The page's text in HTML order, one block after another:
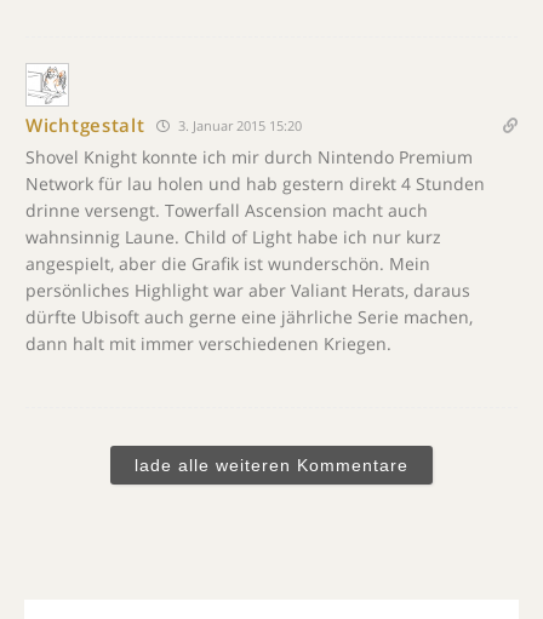
Wichtgestalt 3. Januar 2015 15:20
Shovel Knight konnte ich mir durch Nintendo Premium
Network für lau holen und hab gestern direkt 4 Stunden
drinne versengt. Towerfall Ascension macht auch
wahnsinnig Laune. Child of Light habe ich nur kurz
angespielt, aber die Grafik ist wunderschön. Mein
persönliches Highlight war aber Valiant Herats, daraus
dürfte Ubisoft auch gerne eine jährliche Serie machen,
dann halt mit immer verschiedenen Kriegen.
lade alle weiteren Kommentare